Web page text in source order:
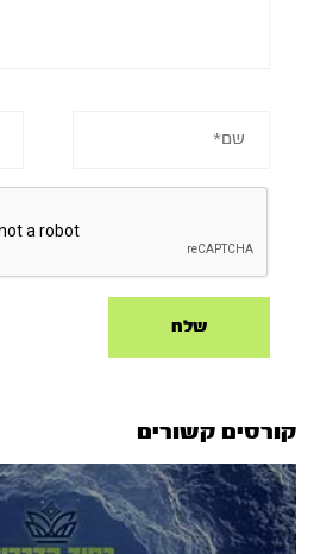
קורסים קשורים